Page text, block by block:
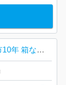
ニッカウヰスキー 余市10年 箱なし 山形市